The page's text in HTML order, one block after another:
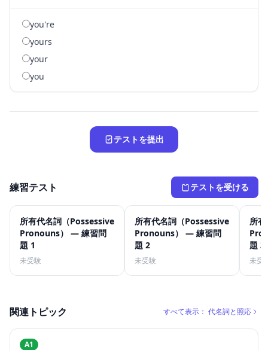
you're
yours
your
you
テストを提出
練習テスト テストを受ける
所有代名詞（Possessive
Pronouns） — 練習問
題 1
未受験
所有代名詞（Possessive
Pronouns） — 練習問
題 2
未受験
所
題 3
未受
関連トピック すべて表示： 代名詞と照応
A1